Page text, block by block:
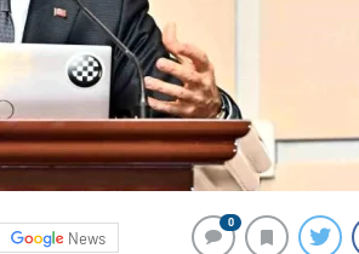
News
0